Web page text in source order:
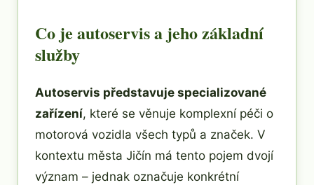
Co je autoservis a jeho základní
služby
Autoservis představuje specializované
zařízení, které se věnuje komplexní péči o
motorová vozidla všech typů a značek. V
kontextu města Jičín má tento pojem dvojí
význam – jednak označuje konkrétní